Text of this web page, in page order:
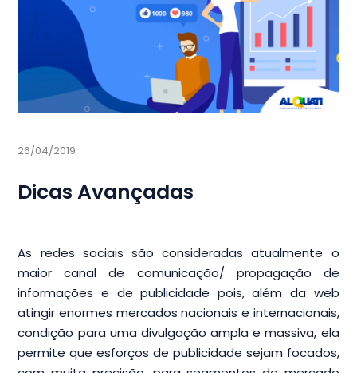
26/04/2019
Dicas Avançadas
As redes sociais são consideradas atualmente o
maior canal de comunicação/ propagação de
informações e de publicidade pois, além da web
atingir enormes mercados nacionais e internacionais,
condição para uma divulgação ampla e massiva, ela
permite que esforços de publicidade sejam focados,